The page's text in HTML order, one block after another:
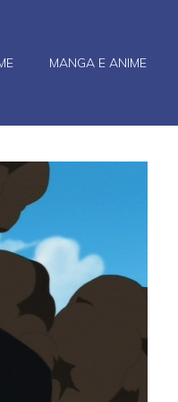
MANGA E ANIME